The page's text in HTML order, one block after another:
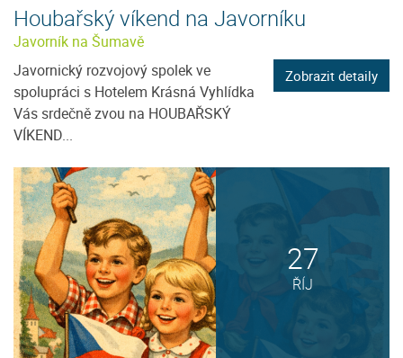
Houbařský víkend na Javorníku
Javorník na Šumavě
Javornický rozvojový spolek ve
spolupráci s Hotelem Krásná Vyhlídka
Vás srdečně zvou na HOUBAŘSKÝ
VÍKEND...
Zobrazit detaily
27
ŘÍJ